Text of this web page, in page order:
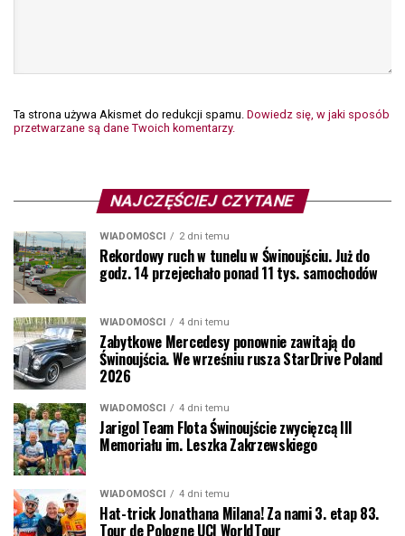
Ta strona używa Akismet do redukcji spamu. Dowiedz się, w jaki sposób
przetwarzane są dane Twoich komentarzy.
NAJCZĘŚCIEJ CZYTANE
WIADOMOŚCI 2 dni temu
Rekordowy ruch w tunelu w Świnoujściu. Już do
godz. 14 przejechało ponad 11 tys. samochodów
WIADOMOŚCI 4 dni temu
Zabytkowe Mercedesy ponownie zawitają do
Świnoujścia. We wrześniu rusza StarDrive Poland
2026
WIADOMOŚCI 4 dni temu
Jarigol Team Flota Świnoujście zwycięzcą III
Memoriału im. Leszka Zakrzewskiego
WIADOMOŚCI 4 dni temu
Hat-trick Jonathana Milana! Za nami 3. etap 83.
Tour de Pologne UCI WorldTour